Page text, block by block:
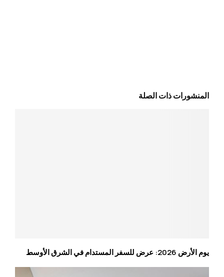
المنشورات ذات الصلة
يوم الأرض 2026: عرض للسفر المستدام في الشرق الأوسط